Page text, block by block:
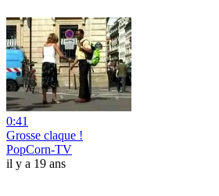
0:41
Grosse claque !
PopCorn-TV
il y a 19 ans